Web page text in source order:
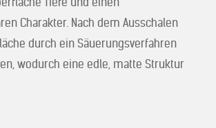
Charakter. Nach dem Ausschalen
durch ein Säuerungsverfahren
wodurch eine edle, matte Struktur